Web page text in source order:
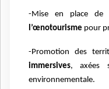
-Mise en place de
l’œnotourisme pour
-Promotion des
immersives, axées
environnementale.